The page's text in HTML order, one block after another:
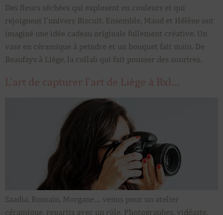
Des fleurs séchées qui explosent en couleurs et qui
rejoignent l’univers Biscuit. Ensemble, Maud et Hélène ont
imaginé une idée cadeau originale follement créative. Un
vase en céramique à peindre et un bouquet fait main. De
Beaufays à Liège, la collab qui fait pousser des sourires.
L’art de capturer l’art de Liège à Bxl…
Saadia, Romain, Morgane… venus pour un atelier
céramique, repartis avec un rôle. Photographes, vidéaste,